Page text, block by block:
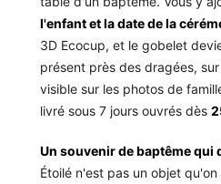
l'enfant et la date de la
3D Ecocup, et le gobelet
présent près des dragées,
visible sur les photos de
livré sous 7 jours ouvrés dès
Un souvenir de baptême qui
Étoilé n'est pas un objet